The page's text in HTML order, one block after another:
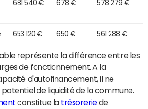
681 540 € 678 € 578 279 €
653 120 € 650 € 561 288 €
représente la différence entre les
de fonctionnement. A la
d'autofinancement, il ne
de liquidité de la commune.
constitue la trésoreriede